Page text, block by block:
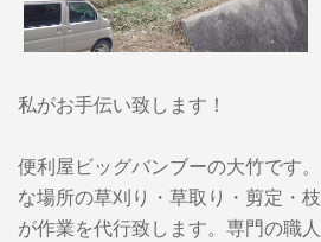
私がお手伝い致します！
便利屋ビッグバンブーの大竹です
な場所の草刈り・草取り・剪定・
が作業を代行致します。専門の職